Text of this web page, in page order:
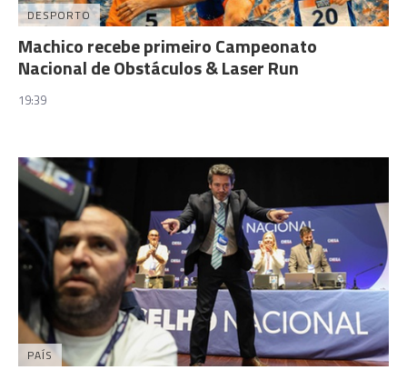
DESPORTO
Machico recebe primeiro Campeonato
Nacional de Obstáculos & Laser Run
19:39
PAÍS